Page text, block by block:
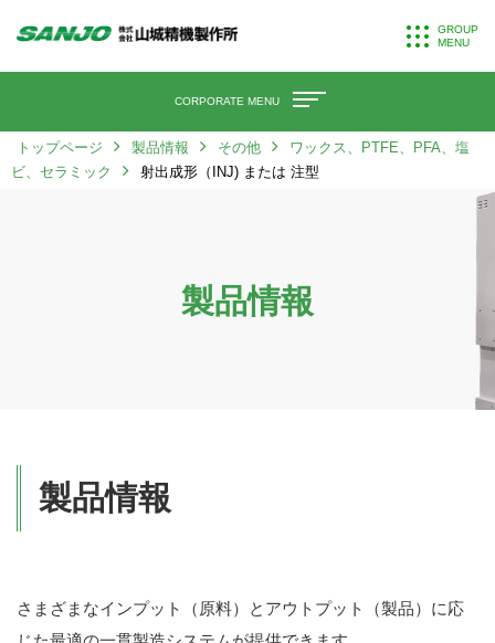
GROUP
MENU
CORPORATE MENU
トップページ 製品情報 その他
ワックス、PTFE、PFA、塩
ビ、セラミック
射出成形（INJ) または 注型
製品情報
製品情報
さまざまなインプット（原料）とアウトプット（製品）に応